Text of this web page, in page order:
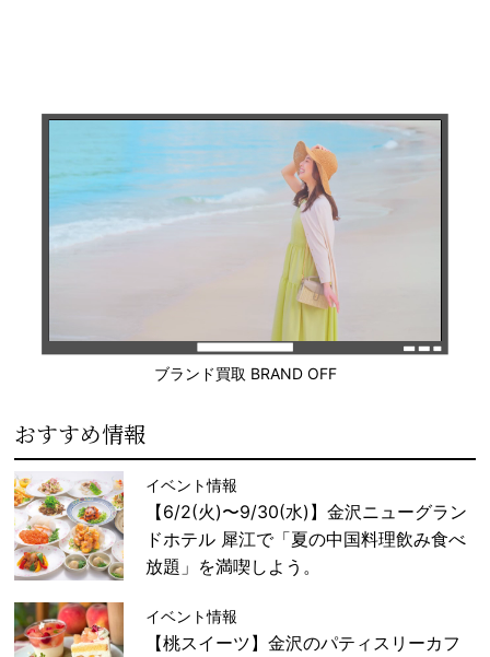
ブランド買取 BRAND OFF
おすすめ情報
イベント情報
【6/2(火)〜9/30(水)】金沢ニューグラン
ドホテル 犀江で「夏の中国料理飲み食べ
放題」を満喫しよう。
イベント情報
【桃スイーツ】金沢のパティスリーカフ